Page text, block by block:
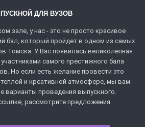
ДЛЯ ВУЗОВ
зале, у нас - это не просто красивое
бал, который пройдет в одном из самых
Томска. У Вас появилась великолепная
самого престижного бала
Но если есть желание провести это
и креативной атмосфере, мы вам
варианты проведения выпускного.
рассмотрите предложения.